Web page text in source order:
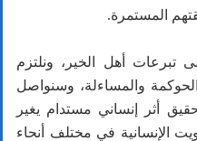
المستمرة.
تبرعات أهل الخير، ونلتزم
والمساءلة، وسنواصل
أثر إنساني مستدام يغير
الإنسانية في مختلف أنحاء